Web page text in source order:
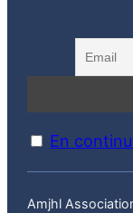
En
Amjhl